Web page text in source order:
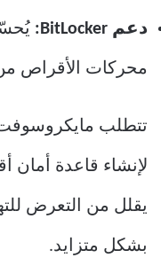
دعم BitLocker:
محركات الأقراص
لإنشاء قاعدة أمان
يقلل من التعرض
بشكل متزايد.